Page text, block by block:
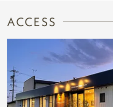
ACCESS